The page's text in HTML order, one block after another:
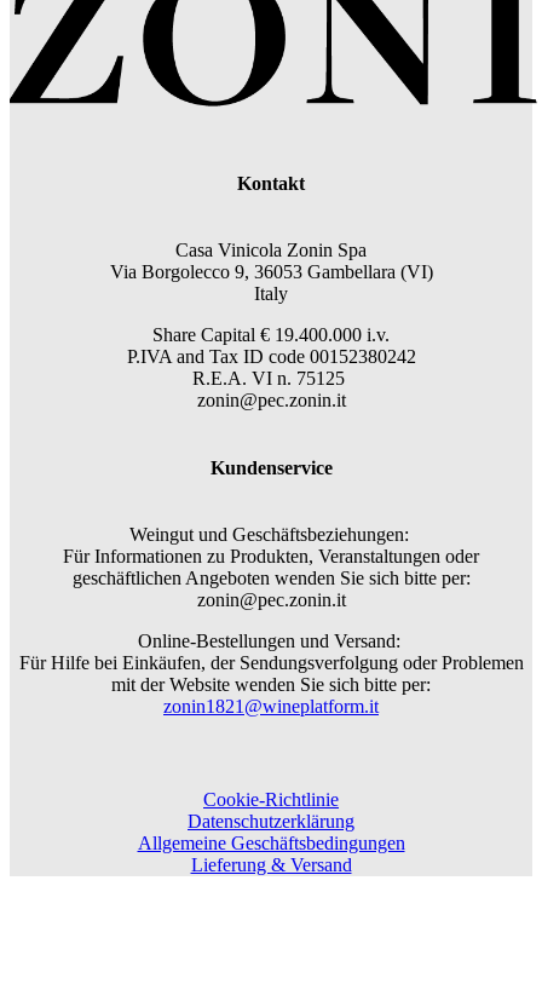
Kontakt
Casa Vinicola Zonin Spa
Via Borgolecco 9, 36053 Gambellara (VI)
Italy
Share Capital € 19.400.000 i.v.
P.IVA and Tax ID code 00152380242
R.E.A. VI n. 75125
zonin@pec.zonin.it
Kundenservice
Weingut und Geschäftsbeziehungen:
Für Informationen zu Produkten, Veranstaltungen oder
geschäftlichen Angeboten wenden Sie sich bitte per:
zonin@pec.zonin.it
Online-Bestellungen und Versand:
Für Hilfe bei Einkäufen, der Sendungsverfolgung oder Problemen
mit der Website wenden Sie sich bitte per:
zonin1821@wineplatform.it
Cookie-Richtlinie
Datenschutzerklärung
Allgemeine Geschäftsbedingungen
Lieferung & Versand